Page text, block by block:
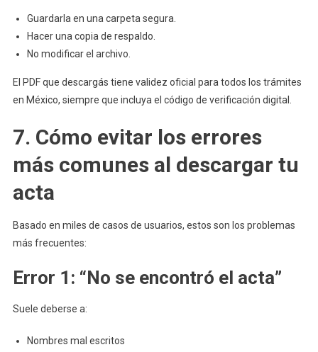
Guardarla en una carpeta segura.
Hacer una copia de respaldo.
No modificar el archivo.
El PDF que descargás tiene validez oficial para todos los trámites
en México, siempre que incluya el código de verificación digital.
7. Cómo evitar los errores
más comunes al descargar tu
acta
Basado en miles de casos de usuarios, estos son los problemas
más frecuentes:
Error 1: “No se encontró el acta”
Suele deberse a:
Nombres mal escritos